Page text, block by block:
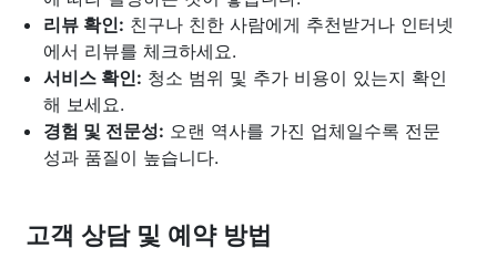
리뷰 확인: 친구나 친한 사람에게 추천받거나 인터넷
에서 리뷰를 체크하세요.
서비스 확인: 청소 범위 및 추가 비용이 있는지 확인
해 보세요.
경험 및 전문성: 오랜 역사를 가진 업체일수록 전문
성과 품질이 높습니다.
고객 상담 및 예약 방법